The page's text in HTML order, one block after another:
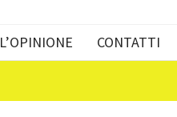
L’OPINIONE CONTATTI